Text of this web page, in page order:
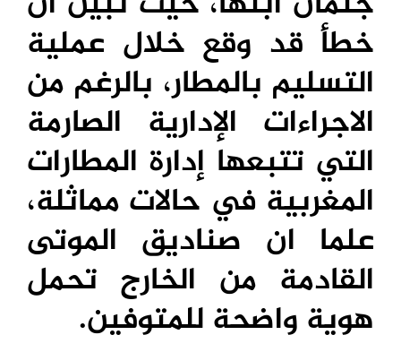
خطأ قد وقع خلال عملية
التسليم بالمطار، بالرغم من
الاجراءات الإدارية الصارمة
التي تتبعها إدارة المطارات
المغربية في حالات مماثلة،
علما ان صناديق الموتى
القادمة من الخارج تحمل
هوية واضحة للمتوفين.